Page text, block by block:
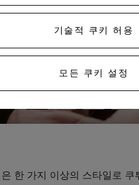
한 가지 이상의 스타일로 쿠
기술적 쿠키 허용
모든 쿠키 설정